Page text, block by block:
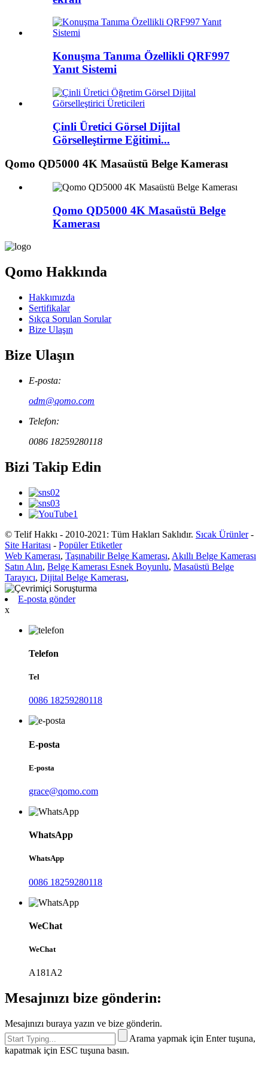
Konuşma Tanıma Özellikli QRF997
Yanıt Sistemi
Çinli Üretici Görsel Dijital
Görselleştirme Eğitimi...
Qomo QD5000 4K Masaüstü Belge Kamerası
Qomo QD5000 4K Masaüstü Belge
Kamerası
Qomo Hakkında
Hakkımızda
Sertifikalar
Sıkça Sorulan Sorular
Bize Ulaşın
Bize Ulaşın
E-posta:
odm@qomo.com
Telefon:
0086 18259280118
Bizi Takip Edin
© Telif Hakkı - 2010-2021: Tüm Hakları Saklıdır. Sıcak Ürünler-
Site Haritası - Popüler Etiketler
Web Kamerası, Taşınabilir Belge Kamerası, Akıllı Belge Kamerası
Satın Alın, Belge Kamerası Esnek Boyunlu, Masaüstü Belge
Tarayıcı, Dijital Belge Kamerası,
E-posta gönder
x
Telefon
Tel
0086 18259280118
E-posta
E-posta
grace@qomo.com
WhatsApp
WhatsApp
0086 18259280118
WeChat
WeChat
A181A2
Mesajınızı bize gönderin:
Mesajınızı buraya yazın ve bize gönderin.
Arama yapmak için Enter tuşuna,
kapatmak için ESC tuşuna basın.